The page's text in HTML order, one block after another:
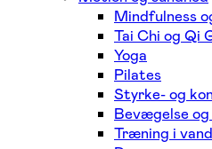
Mindfulness
Tai Chi og Qi
Yoga
Pilates
Styrke- og
Bevægelse
Træning i vand